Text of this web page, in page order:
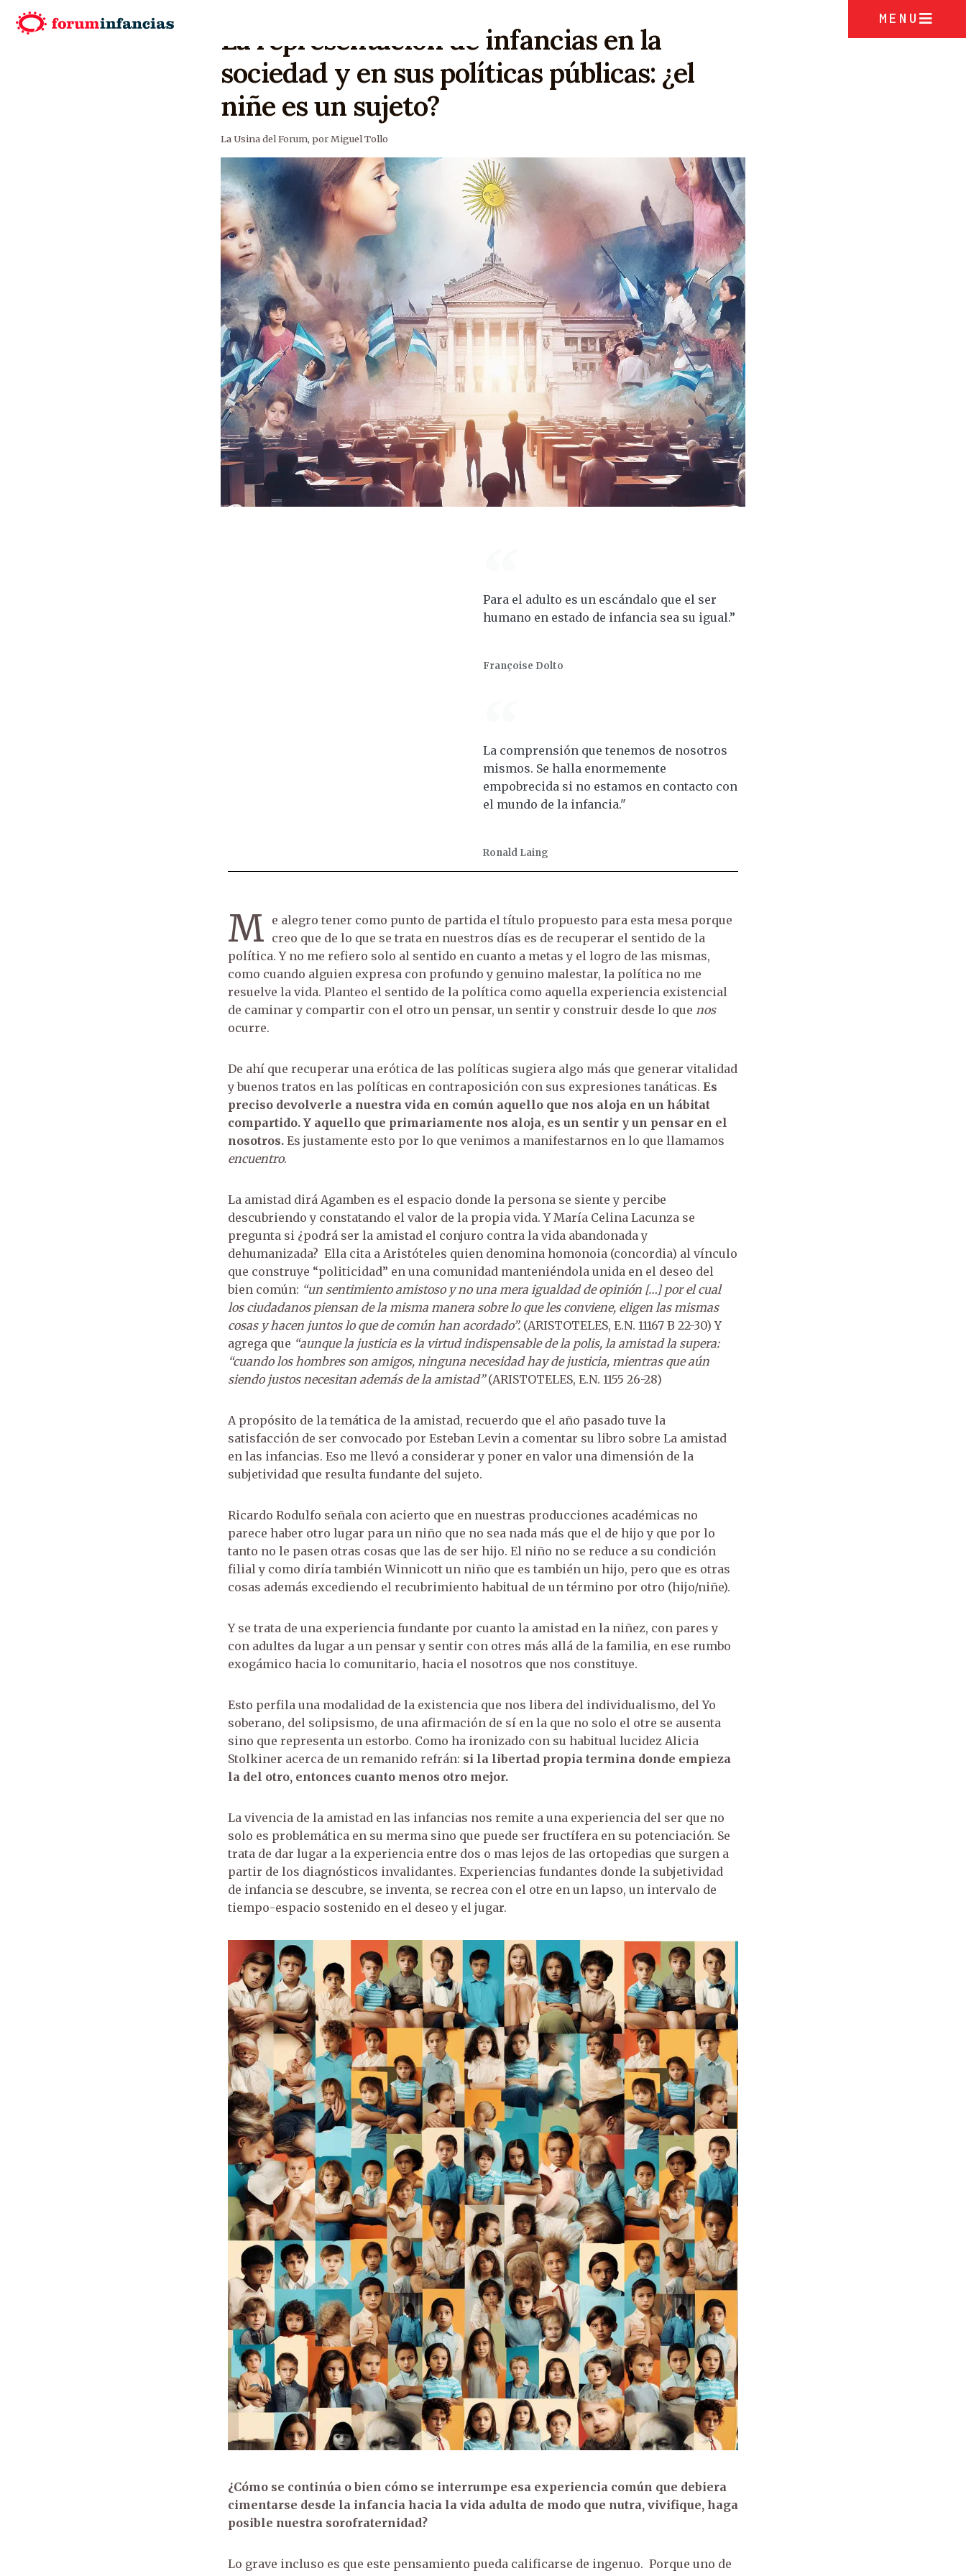
MENU
La representación de infancias en la
sociedad y en sus políticas públicas: ¿el
niñe es un sujeto?
La Usina del Forum, por Miguel Tollo
Para el adulto es un escándalo que el ser
humano en estado de infancia sea su igual.”
Françoise Dolto
La comprensión que tenemos de nosotros
mismos. Se halla enormemente
empobrecida si no estamos en contacto con
el mundo de la infancia."
Ronald Laing
M e alegro tener como punto de partida el título propuesto para esta mesa porque
creo que de lo que se trata en nuestros días es de recuperar el sentido de la
política. Y no me refiero solo al sentido en cuanto a metas y el logro de las mismas,
como cuando alguien expresa con profundo y genuino malestar, la política no me
resuelve la vida. Planteo el sentido de la política como aquella experiencia existencial
de caminar y compartir con el otro un pensar, un sentir y construir desde lo que nos
ocurre.
De ahí que recuperar una erótica de las políticas sugiera algo más que generar vitalidad
y buenos tratos en las políticas en contraposición con sus expresiones tanáticas. Es
preciso devolverle a nuestra vida en común aquello que nos aloja en un hábitat
compartido. Y aquello que primariamente nos aloja, es un sentir y un pensar en el
nosotros. Es justamente esto por lo que venimos a manifestarnos en lo que llamamos
encuentro.
La amistad dirá Agamben es el espacio donde la persona se siente y percibe
descubriendo y constatando el valor de la propia vida. Y María Celina Lacunza se
pregunta si ¿podrá ser la amistad el conjuro contra la vida abandonada y
dehumanizada? Ella cita a Aristóteles quien denomina homonoia (concordia) al vínculo
que construye “politicidad” en una comunidad manteniéndola unida en el deseo del
bien común: “un sentimiento amistoso y no una mera igualdad de opinión […] por el cual
los ciudadanos piensan de la misma manera sobre lo que les conviene, eligen las mismas
cosas y hacen juntos lo que de común han acordado”. (ARISTOTELES, E.N. 11167 B 22-30) Y
agrega que “aunque la justicia es la virtud indispensable de la polis, la amistad la supera:
“cuando los hombres son amigos, ninguna necesidad hay de justicia, mientras que aún
siendo justos necesitan además de la amistad”(ARISTOTELES, E.N. 1155 26-28)
A propósito de la temática de la amistad, recuerdo que el año pasado tuve la
satisfacción de ser convocado por Esteban Levin a comentar su libro sobre La amistad
en las infancias. Eso me llevó a considerar y poner en valor una dimensión de la
subjetividad que resulta fundante del sujeto.
Ricardo Rodulfo señala con acierto que en nuestras producciones académicas no
parece haber otro lugar para un niño que no sea nada más que el de hijo y que por lo
tanto no le pasen otras cosas que las de ser hijo. El niño no se reduce a su condición
filial y como diría también Winnicott un niño que es también un hijo, pero que es otras
cosas además excediendo el recubrimiento habitual de un término por otro (hijo/niñe).
Y se trata de una experiencia fundante por cuanto la amistad en la niñez, con pares y
con adultes da lugar a un pensar y sentir con otres más allá de la familia, en ese rumbo
exogámico hacia lo comunitario, hacia el nosotros que nos constituye.
Esto perfila una modalidad de la existencia que nos libera del individualismo, del Yo
soberano, del solipsismo, de una afirmación de sí en la que no solo el otre se ausenta
sino que representa un estorbo. Como ha ironizado con su habitual lucidez Alicia
Stolkiner acerca de un remanido refrán: si la libertad propia termina donde empieza
la del otro, entonces cuanto menos otro mejor.
La vivencia de la amistad en las infancias nos remite a una experiencia del ser que no
solo es problemática en su merma sino que puede ser fructífera en su potenciación. Se
trata de dar lugar a la experiencia entre dos o mas lejos de las ortopedias que surgen a
partir de los diagnósticos invalidantes. Experiencias fundantes donde la subjetividad
de infancia se descubre, se inventa, se recrea con el otre en un lapso, un intervalo de
tiempo-espacio sostenido en el deseo y el jugar.
¿Cómo se continúa o bien cómo se interrumpe esa experiencia común que debiera
cimentarse desde la infancia hacia la vida adulta de modo que nutra, vivifique, haga
posible nuestra sorofraternidad?
Lo grave incluso es que este pensamiento pueda calificarse de ingenuo. Porque uno de